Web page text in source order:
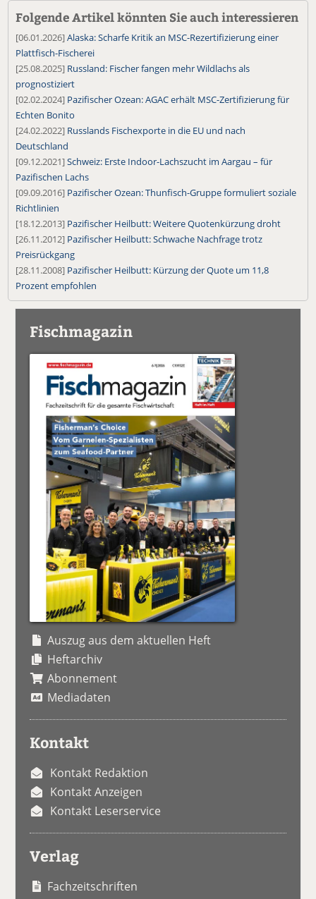
Folgende Artikel könnten Sie auch interessieren
[06.01.2026]Alaska: Scharfe Kritik an MSC-Rezertifizierung einer
Plattfisch-Fischerei
[25.08.2025] Russland: Fischer fangen mehr Wildlachs als
prognostiziert
[02.02.2024] Pazifischer Ozean: AGAC erhält MSC-Zertifizierung für
Echten Bonito
[24.02.2022] Russlands Fischexporte in die EU und nach
Deutschland
[09.12.2021]Schweiz: Erste Indoor-Lachszucht im Aargau – für
Pazifischen Lachs
[09.09.2016] Pazifischer Ozean: Thunfisch-Gruppe formuliert soziale
Richtlinien
[18.12.2013] Pazifischer Heilbutt: Weitere Quotenkürzung droht
[26.11.2012] Pazifischer Heilbutt: Schwache Nachfrage trotz
Preisrückgang
[28.11.2008] Pazifischer Heilbutt: Kürzung der Quote um 11,8
Prozent empfohlen
Fischmagazin
Auszug aus dem aktuellen Heft
Heftarchiv
Abonnement
Mediadaten
Kontakt
Kontakt Redaktion
Kontakt Anzeigen
Kontakt Leserservice
Verlag
Fachzeitschriften